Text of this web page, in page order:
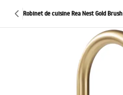
Robinet de cuisine Rea Nest Gold Brush